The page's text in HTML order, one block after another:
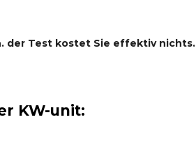
der Test kostet Sie effektiv nichts.
KW-unit: